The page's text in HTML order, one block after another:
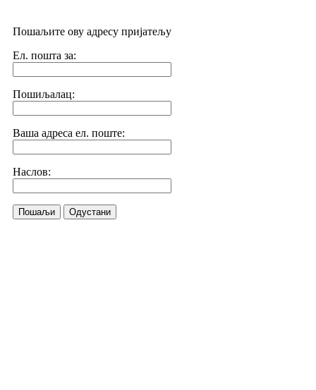
Пошаљите ову адресу пријатељу
Ел. пошта за:
Пошиљалац:
Ваша адреса ел. поште:
Наслов:
Пошаљи Одустани